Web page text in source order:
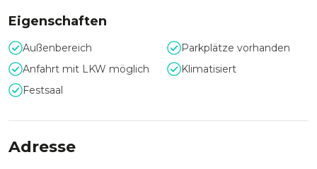
Eigenschaften
Außenbereich
Parkplätze vorhanden
Anfahrt mit LKW möglich
Klimatisiert
Festsaal
Adresse